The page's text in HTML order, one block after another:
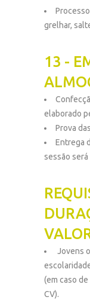
grelhar,
13 -
elaborado
Prova
Entrega
sessão
Jovens
(em caso
CV).